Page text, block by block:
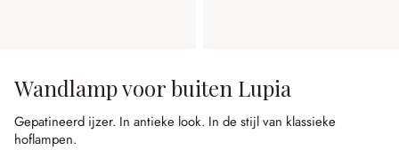
Wandlamp voor buiten Lupia
Gepatineerd ijzer. In antieke look. In de stijl van klassieke
hoflampen.